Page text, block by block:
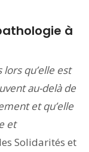
à
qu’elle est
au-delà de
et qu’elle
et
Solidarités et